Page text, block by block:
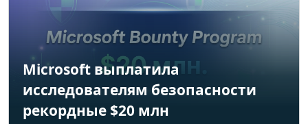
Microsoft выплатила
исследователям безопасности
рекордные $20 млн